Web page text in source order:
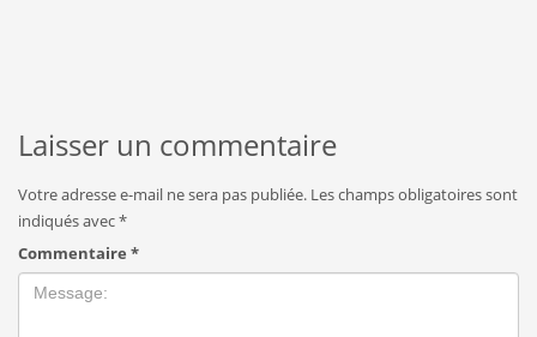
Laisser un commentaire
Votre adresse e-mail ne sera pas publiée. Les champs obligatoires sont
indiqués avec*
Commentaire *